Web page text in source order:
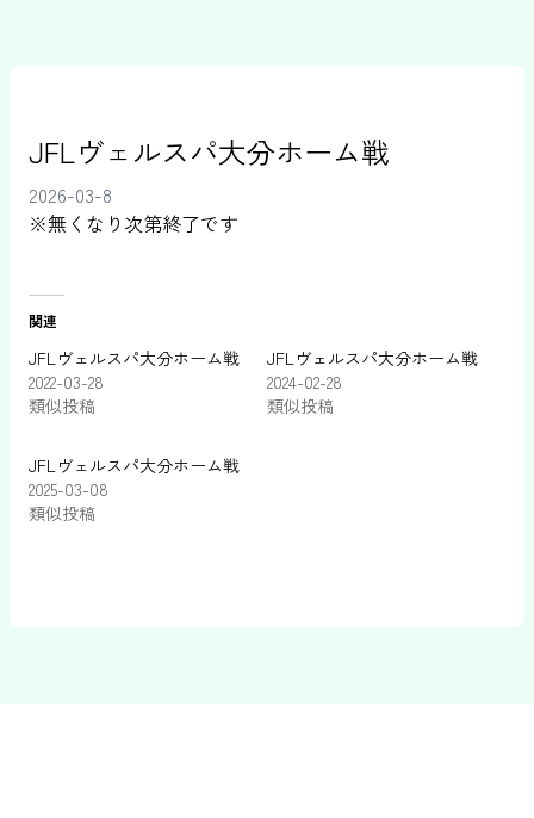
JFLヴェルスパ大分ホーム戦
2026-03-8
※無くなり次第終了です
関連
JFLヴェルスパ大分ホーム戦
2022-03-28
類似投稿
JFLヴェルスパ大分ホーム戦
2024-02-28
類似投稿
JFLヴェルスパ大分ホーム戦
2025-03-08
類似投稿